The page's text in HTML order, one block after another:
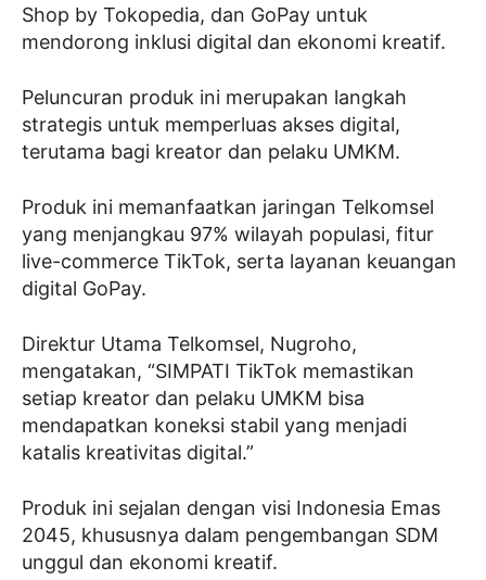
Shop by Tokopedia, dan GoPay untuk
mendorong inklusi digital dan ekonomi kreatif.
Peluncuran produk ini merupakan langkah
strategis untuk memperluas akses digital,
terutama bagi kreator dan pelaku UMKM.
Produk ini memanfaatkan jaringan Telkomsel
yang menjangkau 97% wilayah populasi, fitur
live-commerce TikTok, serta layanan keuangan
digital GoPay.
Direktur Utama Telkomsel, Nugroho,
mengatakan, “SIMPATI TikTok memastikan
setiap kreator dan pelaku UMKM bisa
mendapatkan koneksi stabil yang menjadi
katalis kreativitas digital.”
Produk ini sejalan dengan visi Indonesia Emas
2045, khususnya dalam pengembangan SDM
unggul dan ekonomi kreatif.